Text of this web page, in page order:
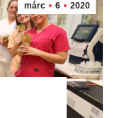
márc 6 2020